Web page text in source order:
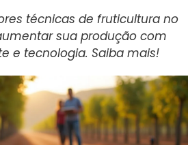
técnicas de fruticultura no
sua produção com
e tecnologia. Saiba mais!